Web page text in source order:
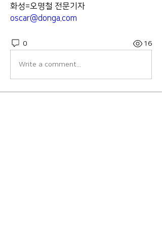
oscar@donga.com
0 16
Write a comment...